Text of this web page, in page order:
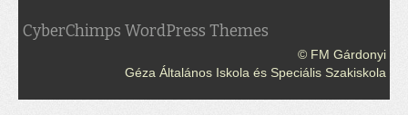
CyberChimps WordPress Themes
© FM Gárdonyi
Géza Általános Iskola és Speciális Szakiskola